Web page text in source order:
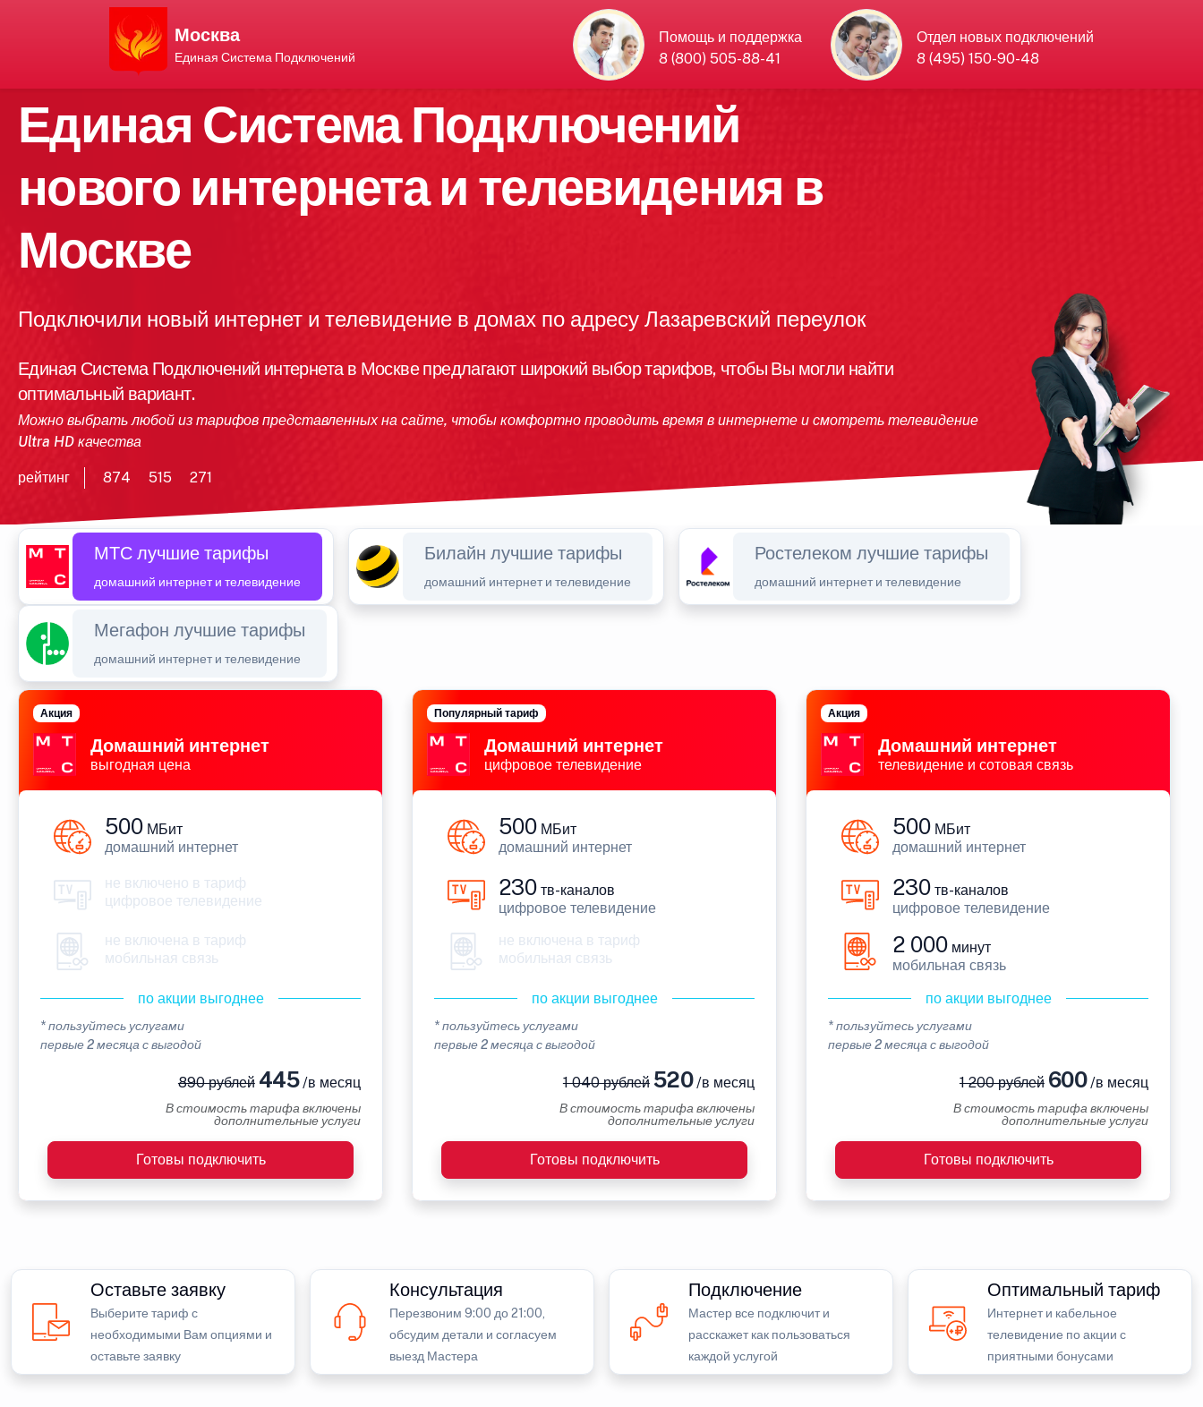
Москва
Единая Система Подключений
Помощь и поддержка
8 (800) 505-88-41
Отдел новых подключений
8 (495) 150-90-48
Единая Система Подключений
нового интернета и телевидения в
Москве
Подключили новый интернет и телевидение в домах по адресу Лазаревский переулок
Единая Система Подключений интернета в Москве предлагают широкий выбор тарифов, чтобы Вы могли найти
оптимальный вариант.
Можно выбрать любой из тарифов представленных на сайте, чтобы комфортно проводить время в интернете и смотреть телевидение
Ultra HD качества
рейтинг 874 515 271
МТС лучшие тарифы
домашний интернет и телевидение
Билайн лучшие тарифы
домашний интернет и телевидение
Ростелеком лучшие тарифы
домашний интернет и телевидение
Мегафон лучшие тарифы
домашний интернет и телевидение
Домашний интернет
выгодная цена
Акция
500 МБит
домашний интернет
не включено в тариф
цифровое телевидение
не включена в тариф
мобильная связь
по акции выгоднее
* пользуйтесь услугами
первые 2 месяца с выгодой
890 рублей445/в месяц
В стоимость тарифа включены
дополнительные услуги
Готовы подключить
Домашний интернет
цифровое телевидение
Популярный тариф
500 МБит
домашний интернет
230 тв-каналов
цифровое телевидение
не включена в тариф
мобильная связь
по акции выгоднее
* пользуйтесь услугами
первые 2 месяца с выгодой
1 040 рублей520/в месяц
В стоимость тарифа включены
дополнительные услуги
Готовы подключить
Домашний интернет
телевидение и сотовая связь
Акция
500 МБит
домашний интернет
230 тв-каналов
цифровое телевидение
2 000 минут
мобильная связь
по акции выгоднее
* пользуйтесь услугами
первые 2 месяца с выгодой
1 200 рублей600/в месяц
В стоимость тарифа включены
дополнительные услуги
Готовы подключить
Оставьте заявку
Выберите тариф с
необходимыми Вам опциями и
оставьте заявку
Консультация
Перезвоним 9:00 до 21:00,
обсудим детали и согласуем
выезд Мастера
Подключение
Мастер все подключит и
расскажет как пользоваться
каждой услугой
Оптимальный тариф
Интернет и кабельное
телевидение по акции с
приятными бонусами